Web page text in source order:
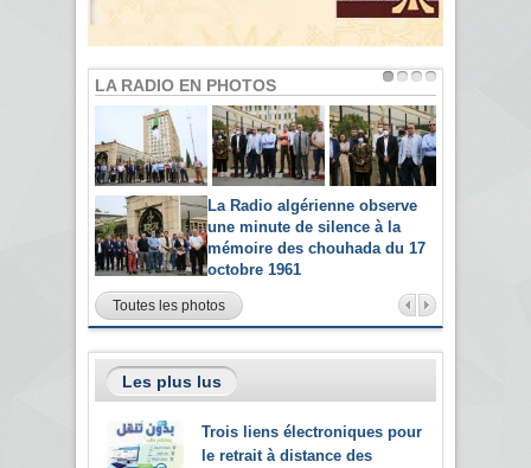
LA RADIO EN PHOTOS
La Radio algérienne observe
une minute de silence à la
mémoire des chouhada du 17
octobre 1961
Toutes les photos
Les plus lus
Trois liens électroniques pour
le retrait à distance des